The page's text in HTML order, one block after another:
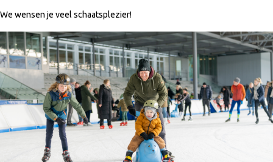
We wensen je veel schaatsplezier!